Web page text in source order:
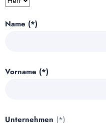
Name (*)
Vorname (*)
Unternehmen (*)